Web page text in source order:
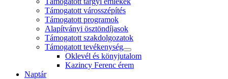
Támogatott városszépítés
Támogatott programok
Alapítványi ösztöndíjasok
Támogatott szakdolgozatok
Támogatott tevékenység
Oklevél és könyjutalom
Kazincy Ferenc érem
Naptár